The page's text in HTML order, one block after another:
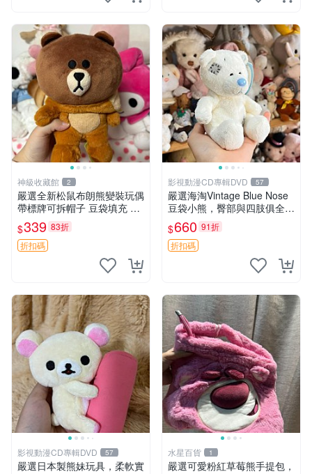
神級收藏館 2
嚴選全新松鼠布朗熊變裝玩偶
帶標牌可拆帽子 豆袋填充 附
實拍 微瑕處理 十足可愛 單只
15.9元 松鼠變裝 棉質豆袋 玩
具熊
$339 83折
折扣碼
影視動漫CD專輯DVD 57
嚴選海淘Vintage Blue Nose
豆袋小熊，臀部與四肢俱全，
坐高11公分，附原盒與吊牌
收藏。藍鼻子小熊，值得擁有
玩具 憶熊
$660 91折
折扣碼
影視動漫CD專輯DVD 57
嚴選日本製熊妹玩具，柔軟實
水星百貨 1
嚴選可愛粉紅草莓熊手提包，